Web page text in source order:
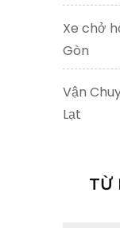
Xe chở
Gòn
Vận
Lạt
TỪ